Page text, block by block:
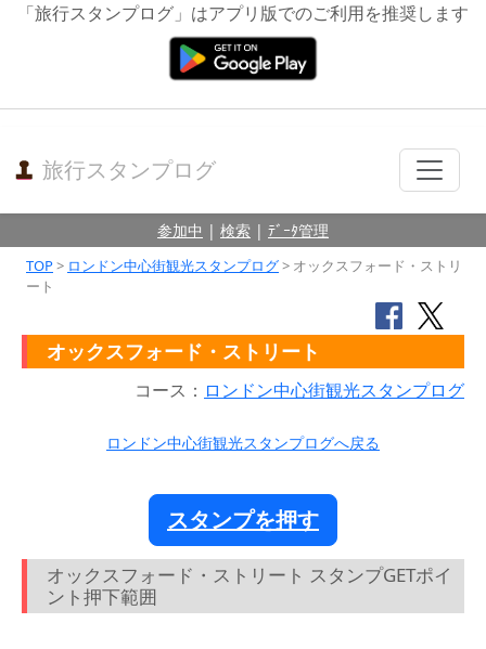
「旅行スタンプログ」はアプリ版でのご利用を推奨します
旅行スタンプログ
参加中 | 検索 | ﾃﾞｰﾀ管理
TOP> ロンドン中心街観光スタンプログ> オックスフォード・ストリ
ート
オックスフォード・ストリート
コース： ロンドン中心街観光スタンプログ
ロンドン中心街観光スタンプログへ戻る
スタンプを押す
オックスフォード・ストリート スタンプGETポイ
ント押下範囲